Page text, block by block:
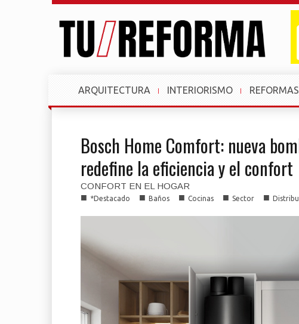
ARQUITECTURA INTERIORISMO REFORMAS
Bosch Home Comfort: nueva
redefine la eficiencia y el confort
CONFORT EN EL HOGAR
■ *Destacado ■ Baños ■ Cocinas ■ Sector ■